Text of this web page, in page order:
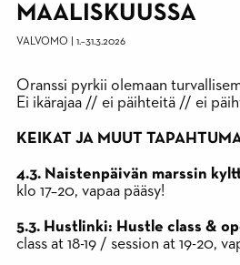
MAALISKUUSSA
VALVOMO 1.–31.3.2026
Oranssi pyrkii olemaan
Ei ikärajaa // ei päihteitä // ei
KEIKAT JA MUUT
4.3. Naistenpäivän marssin
klo 17–20, vapaa pääsy!
5.3. Hustlinki: Hustle class &
class at 18-19 / session at 19-20,